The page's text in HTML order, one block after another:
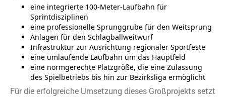
eine integrierte 100-Meter-Laufbahn für
Sprintdisziplinen
eine professionelle Sprunggrube für den Weitsprung
Anlagen für den Schlagballweitwurf
Infrastruktur zur Ausrichtung regionaler Sportfeste
eine umlaufende Laufbahn um das Hauptfeld
eine normgerechte Platzgröße, die eine Zulassung
des Spielbetriebs bis hin zur Bezirksliga ermöglicht
Für die erfolgreiche Umsetzung dieses Großprojekts setzt